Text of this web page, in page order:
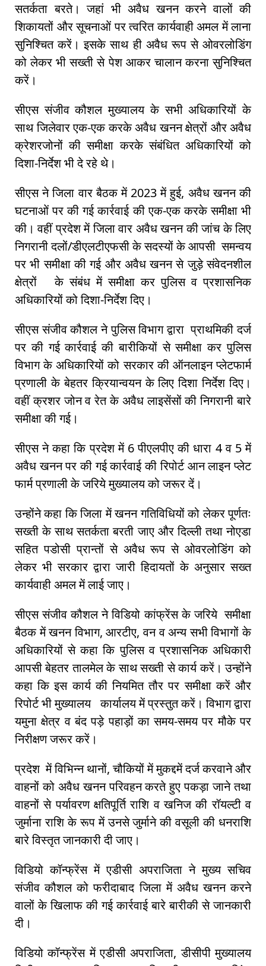
सतर्कता बरते। जहां भी अवैध खनन करने वालों की
शिकायतों और सूचनाओं पर त्वरित कार्यवाही अमल में लाना
सुनिश्चित करें। इसके साथ ही अवैध रूप से ओवरलोडिंग
को लेकर भी सख्ती से पेश आकर चालान करना सुनिश्चित
करें।
सीएस संजीव कौशल मुख्यालय के सभी अधिकारियों के
साथ जिलेवार एक-एक करके अवैध खनन क्षेत्रों और अवैध
क्रेशरजोनों की समीक्षा करके संबंधित अधिकारियों को
दिशा-निर्देश भी दे रहे थे।
सीएस ने जिला वार बैठक में 2023 में हुई, अवैध खनन की
घटनाओं पर की गई कार्रवाई की एक-एक करके समीक्षा भी
की। वहीं प्रदेश में जिला वार अवैध खनन की जांच के लिए
निगरानी दलों/डीएलटीएफसी के सदस्यों के आपसी समन्वय
पर भी समीक्षा की गई और अवैध खनन से जुड़े संवेदनशील
क्षेत्रों के संबंध में समीक्षा कर पुलिस व प्रशासनिक
अधिकारियों को दिशा-निर्देश दिए।
सीएस संजीव कौशल ने पुलिस विभाग द्वारा प्राथमिकी दर्ज
पर की गई कार्रवाई की बारीकियों से समीक्षा कर पुलिस
विभाग के अधिकारियों को सरकार की ऑनलाइन प्लेटफार्म
प्रणाली के बेहतर क्रियान्वयन के लिए दिशा निर्देश दिए।
वहीं क्रशर जोन व रेत के अवैध लाइसेंसों की निगरानी बारे
समीक्षा की गई।
सीएस ने कहा कि प्रदेश में 6 पीएलपीए की धारा 4 व 5 में
अवैध खनन पर की गई कार्रवाई की रिपोर्ट आन लाइन प्लेट
फार्म प्रणाली के जरिये मुख्यालय को जरूर दें।
उन्होंने कहा कि जिला में खनन गतिविधियों को लेकर पूर्णतः
सख्ती के साथ सतर्कता बरती जाए और दिल्ली तथा नोएडा
सहित पडोसी प्रान्तों से अवैध रूप से ओवरलोडिंग को
लेकर भी सरकार द्वारा जारी हिदायतों के अनुसार सख्त
कार्यवाही अमल में लाई जाए।
सीएस संजीव कौशल ने विडियो कांफ्रेंस के जरिये समीक्षा
बैठक में खनन विभाग, आरटीए, वन व अन्य सभी विभागों के
अधिकारियों से कहा कि पुलिस व प्रशासनिक अधिकारी
आपसी बेहतर तालमेल के साथ सख्ती से कार्य करें। उन्होंने
कहा कि इस कार्य की नियमित तौर पर समीक्षा करें और
रिपोर्ट भी मुख्यालय कार्यालय में प्रस्तुत करें। विभाग द्वारा
यमुना क्षेत्र व बंद पड़े पहाड़ों का समय-समय पर मौके पर
निरीक्षण जरूर करें।
प्रदेश में विभिन्न थानों, चौकियों में मुकद्दमें दर्ज करवाने और
वाहनों को अवैध खनन परिवहन करते हुए पकड़ा जाने तथा
वाहनों से पर्यावरण क्षतिपूर्ति राशि व खनिज की रॉयल्टी व
जुर्माना राशि के रूप में उनसे जुर्माने की वसूली की धनराशि
बारे विस्तृत जानकारी दी जाए।
विडियो कॉन्फ्रेंस में एडीसी अपराजिता ने मुख्य सचिव
संजीव कौशल को फरीदाबाद जिला में अवैध खनन करने
वालों के खिलाफ की गई कार्रवाई बारे बारीकी से जानकारी
दी।
विडियो कॉन्फ्रेंस में एडीसी अपराजिता, डीसीपी मुख्यालय